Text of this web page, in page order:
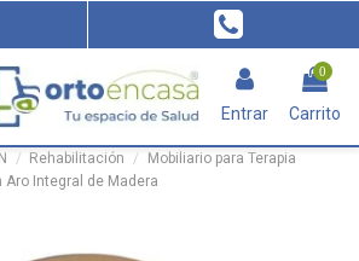
Entrar
0
Carrito
Rehabilitación
Mobiliario para Terapia
Aro Integral de Madera